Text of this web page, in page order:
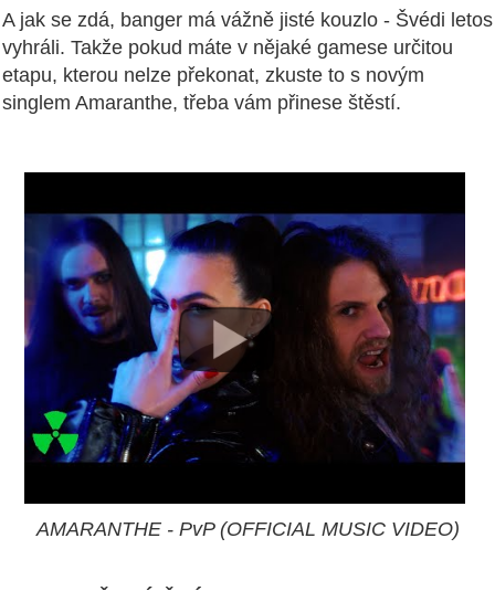
A jak se zdá, banger má vážně jisté kouzlo - Švédi letos
vyhráli. Takže pokud máte v nějaké gamese určitou
etapu, kterou nelze překonat, zkuste to s novým
singlem Amaranthe, třeba vám přinese štěstí.
AMARANTHE - PvP (OFFICIAL MUSIC VIDEO)